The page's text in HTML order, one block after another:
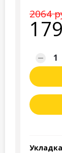
2064